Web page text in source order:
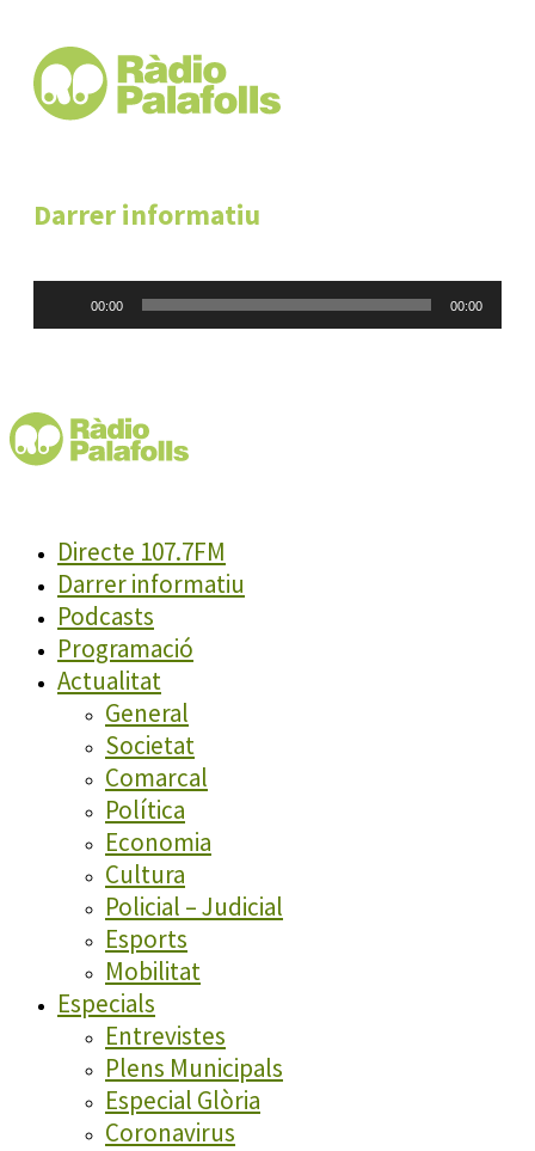
Darrer informatiu
00:00 00:00
Directe 107.7FM
Darrer informatiu
Podcasts
Programació
Actualitat
General
Societat
Comarcal
Política
Economia
Cultura
Policial – Judicial
Esports
Mobilitat
Especials
Entrevistes
Plens Municipals
Especial Glòria
Coronavirus